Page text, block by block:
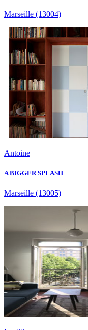
Marseille (13004)
Antoine
A BIGGER SPLASH
Marseille (13005)